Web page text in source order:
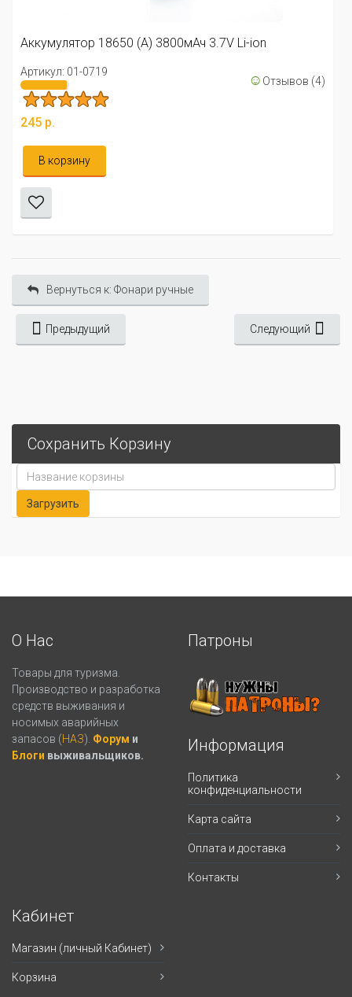
214 р.
В корзину
Вернуться к: Фонари ручные
Предыдущий Следующий
Сохранить Корзину
О Нас
Товары для туризма.
Производство и разработка
средств выживания и
носимых аварийных
запасов (НАЗ). Форум и
Блоги выживальщиков.
Патроны
Информация
Политика
конфиденциальности
Карта сайта
Оплата и доставка
Контакты
Кабинет
Магазин (личный Кабинет)
Корзина